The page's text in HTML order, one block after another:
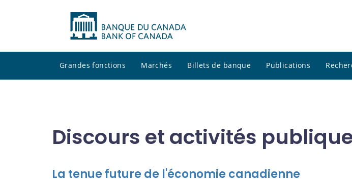
Grandes fonctions Marchés Billets de banque Publications
Discours et activités
La tenue future de l'économie canadienne